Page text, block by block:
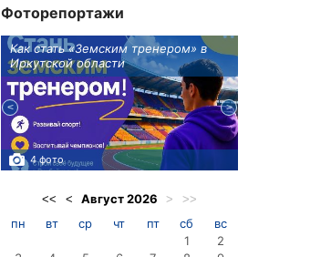
Фоторепортажи
Как стать «Земским тренером» в
Иркутской области
4 фото
<< < Август2026 > >>
пн вт ср чт пт сб
вс
1
2